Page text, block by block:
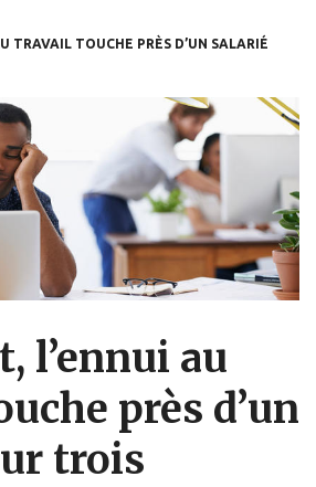
TRAVAIL TOUCHE PRÈS D’UN SALARIÉ
l’ennui au
près d’un
trois